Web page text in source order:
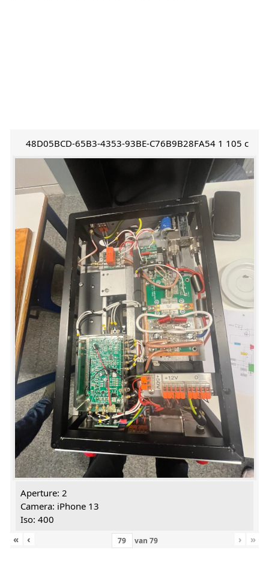
48D05BCD-65B3-4353-93BE-C76B9B28FA54 1 105 c
Aperture: 2
Camera: iPhone 13
Iso: 400
«
‹ van 79 › »